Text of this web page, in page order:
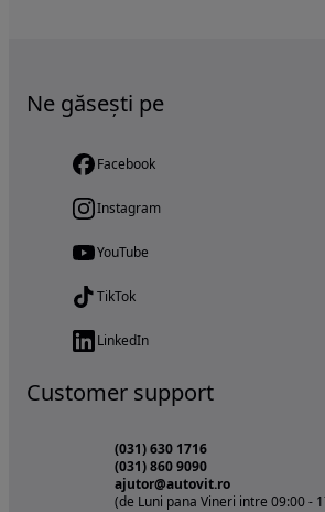
Ne găsești pe
Facebook
Instagram
YouTube
TikTok
LinkedIn
Customer support
(031) 630 1716
(031) 860 9090
ajutor@autovit.ro
(de Luni pana Vineri intre 09:00 -